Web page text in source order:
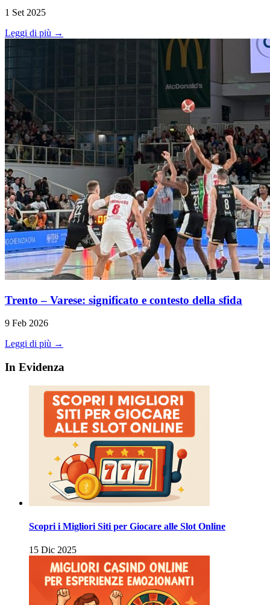
1 Set 2025
Leggi di più →
Trento – Varese: significato e contesto della sfida
9 Feb 2026
Leggi di più →
In Evidenza
Scopri i Migliori Siti per Giocare alle Slot Online
15 Dic 2025